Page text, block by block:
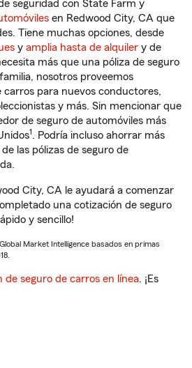
seguridad con State Farm y
en Redwood City, CA que
Tiene muchas opciones, desde
y amplia hasta de alquiler y de
más que una póliza de seguro
nosotros proveemos
para nuevos conductores,
y más. Sin mencionar que
de seguro de automóviles más
1. Podría incluso ahorrar más
las pólizas de seguro de
City, CA le ayudará a comenzar
una cotización de seguro
y sencillo!
Market Intelligence basados en primas
de seguro de carros en línea. ¡Es